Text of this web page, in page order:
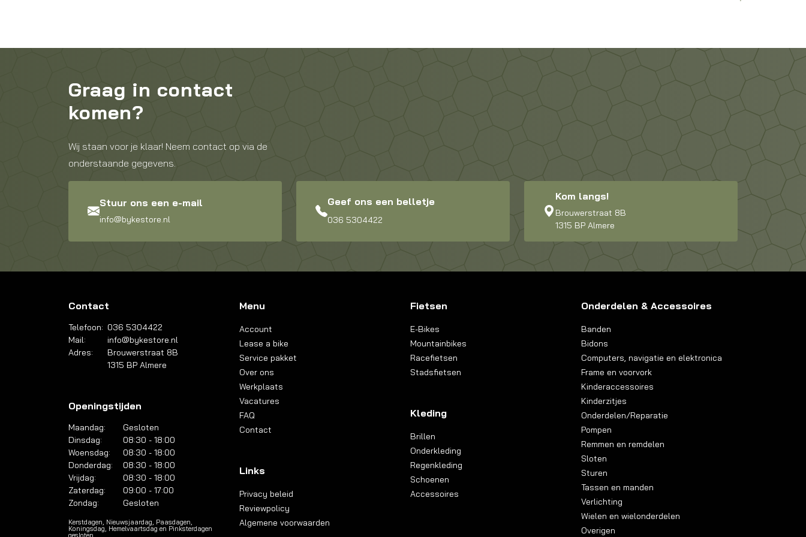
Graag in contact
komen?
Wij staan voor je klaar! Neem contact op via de
onderstaande gegevens.
Stuur ons een e-mail
info@bykestore.nl
Geef ons een belletje
036 5304422
Kom langs!
Brouwerstraat 8B
1315 BP Almere
Contact
Telefoon: 036 5304422
Mail:
info@bykestore.nl
Adres:
Brouwerstraat 8B
1315 BP Almere
Openingstijden
Maandag:
Gesloten
Dinsdag:
08:30 - 18:00
Woensdag:
08:30 - 18:00
Donderdag:
08:30 - 18:00
Vrijdag:
08:30 - 18:00
Zaterdag:
09:00 - 17:00
Zondag:
Gesloten
Kerstdagen, Nieuwsjaardag, Paasdagen,
Koningsdag, Hemelvaartsdag en Pinksterdagen
Menu
Account
Lease a bike
Service pakket
Over ons
Werkplaats
Vacatures
FAQ
Contact
Links
Privacy beleid
Reviewpolicy
Algemene voorwaarden
Fietsen
E-Bikes
Mountainbikes
Racefietsen
Stadsfietsen
Kleding
Brillen
Onderkleding
Regenkleding
Schoenen
Accessoires
Onderdelen & Accessoires
Banden
Bidons
Computers, navigatie en elektronica
Frame en voorvork
Kinderaccessoires
Kinderzitjes
Onderdelen/Reparatie
Pompen
Remmen en remdelen
Sloten
Sturen
Tassen en manden
Verlichting
Wielen en wielonderdelen
Overigen